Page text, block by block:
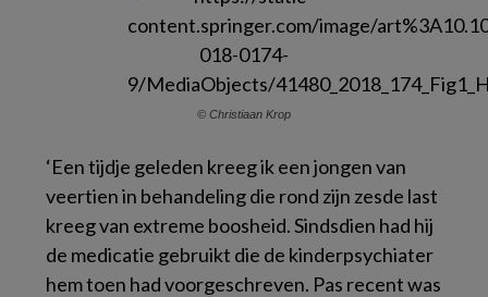
© Christiaan Krop
‘Een tijdje geleden kreeg ik een jongen van
veertien in behandeling die rond zijn zesde last
kreeg van extreme boosheid. Sindsdien had hij
de medicatie gebruikt die de kinderpsychiater
hem toen had voorgeschreven. Pas recent was